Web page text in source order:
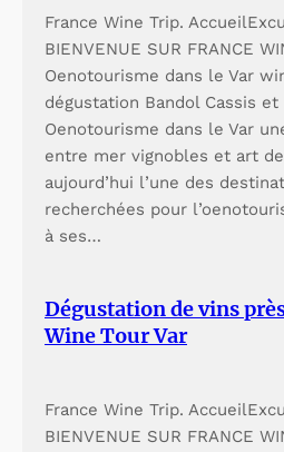
France Wine Trip.
BIENVENUE SUR FRANCE
Oenotourisme dans le Var
dégustation Bandol Cassis
Oenotourisme dans le Var
entre mer vignobles et art
aujourd’hui l’une des
recherchées pour
à ses…
Dégustation de vins
Wine Tour Var
France Wine Trip.
BIENVENUE SUR FRANCE